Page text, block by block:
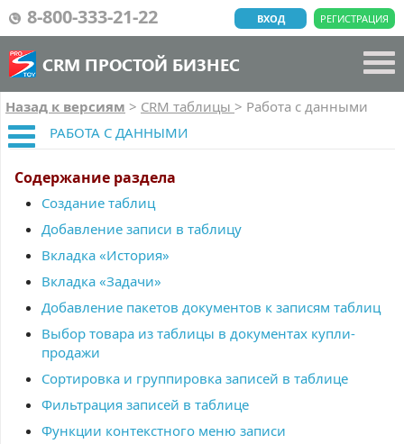
8-800-333-21-22 РЕГИСТРАЦИЯ
ВХОД
CRM ПРОСТОЙ БИЗНЕС
Назад к версиям > CRM таблицы > Работа с данными
РАБОТА С ДАННЫМИ
Содержание раздела
Создание таблиц
Добавление записи в таблицу
Вкладка «История»
Вкладка «Задачи»
Добавление пакетов документов к записям таблиц
Выбор товара из таблицы в документах купли-
продажи
Сортировка и группировка записей в таблице
Фильтрация записей в таблице
Функции контекстного меню записи